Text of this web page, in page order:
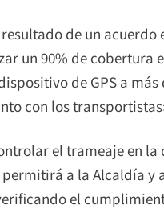
de un acuerdo
un 90% de cobertura
de GPS a
con los
el trameaje en la
a la Alcaldía y
el